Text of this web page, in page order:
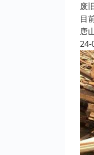
废
目
唐
24-